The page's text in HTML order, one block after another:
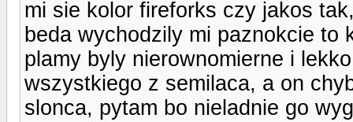
mi sie kolor fireforks czy jakos
beda wychodzily mi paznokcie
plamy byly nierownomierne i
wszystkiego z semilaca, a on
slonca, pytam bo nieladnie go